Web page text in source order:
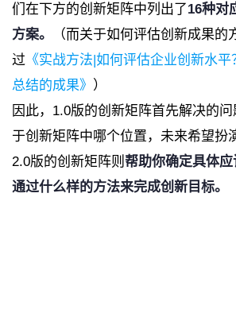
们在下方的创新矩阵中列出了16种对
方案。
（而关于如何评估创新成果的
过 《实战方法|如何评估企业创新水
总结的成果》 ）
因此，1.0版的创新矩阵首先解决的
于创新矩阵中哪个位置，未来希望扮
2.0版的创新矩阵则 帮助你确定具体应
通过什么样的方法来完成创新目标。